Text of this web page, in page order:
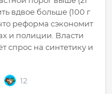
вдвое больше (100 г
реформа сэкономит
и полиции. Власти
спрос на синтетику и
12